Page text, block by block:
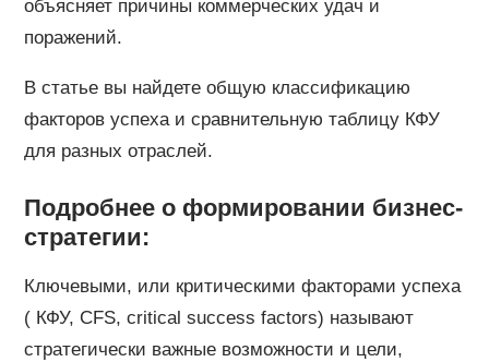
объясняет причины коммерческих удач и
поражений.
В статье вы найдете общую классификацию
факторов успеха и сравнительную таблицу КФУ
для разных отраслей.
Подробнее о формировании бизнес-
стратегии:
Ключевыми, или критическими факторами успеха
( КФУ, CFS, critical success factors) называют
стратегически важные возможности и цели,